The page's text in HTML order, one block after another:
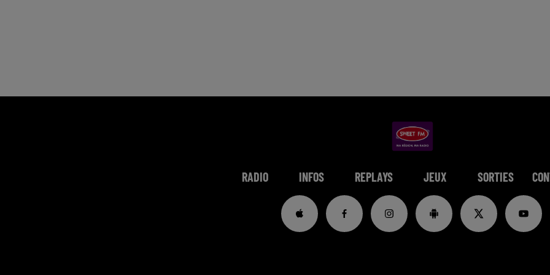
RADIO INFOS REPLAYS JEUX SORTIES